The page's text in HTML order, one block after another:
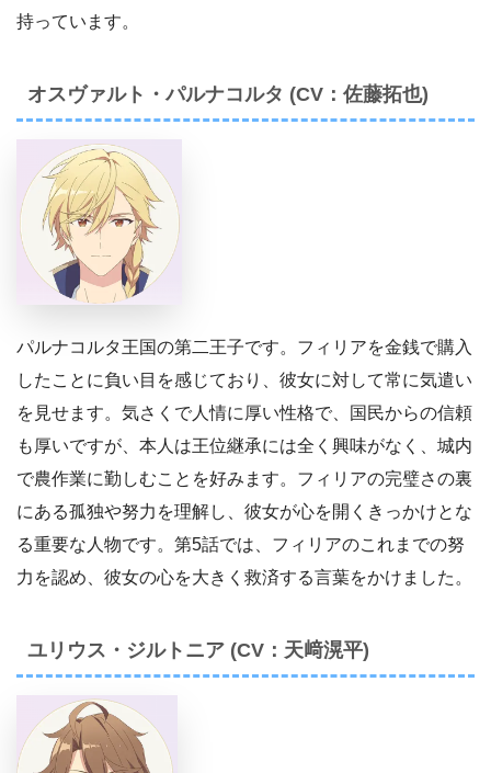
持っています。
オスヴァルト・パルナコルタ (CV：佐藤拓也)
パルナコルタ王国の第二王子です。フィリアを金銭で購入
したことに負い目を感じており、彼女に対して常に気遣い
を見せます。気さくで人情に厚い性格で、国民からの信頼
も厚いですが、本人は王位継承には全く興味がなく、城内
で農作業に勤しむことを好みます。フィリアの完璧さの裏
にある孤独や努力を理解し、彼女が心を開くきっかけとな
る重要な人物です。第5話では、フィリアのこれまでの努
力を認め、彼女の心を大きく救済する言葉をかけました。
ユリウス・ジルトニア (CV：天﨑滉平)